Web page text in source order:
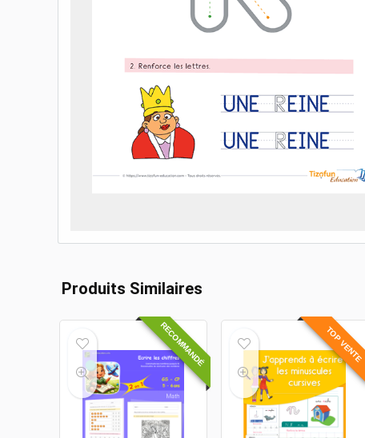
Produits Similaires
RECOMMANDÉ TOP VENTE